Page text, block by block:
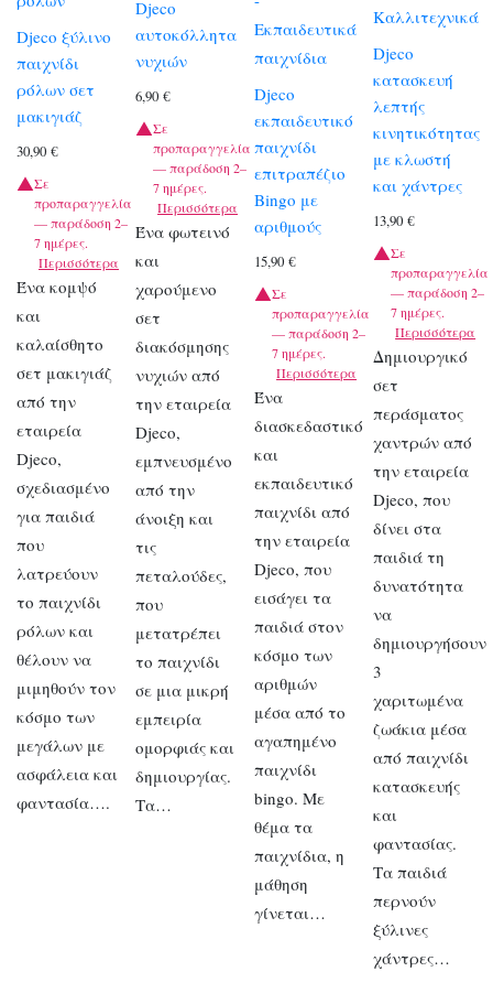
Djeco ξύλινο
παιχνίδι
ρόλων σετ
μακιγιάζ
30,90 €
Σε
προπαραγγελία
— παράδοση 2–
7 ημέρες.
Περισσότερα
Ένα κομψό
και
καλαίσθητο
σετ μακιγιάζ
από την
εταιρεία
Djeco,
σχεδιασμένο
για παιδιά
που
λατρεύουν
το παιχνίδι
ρόλων και
θέλουν να
μιμηθούν τον
κόσμο των
μεγάλων με
ασφάλεια και
φαντασία….
Djeco
αυτοκόλλητα
νυχιών
6,90€
Σε
προπαραγγελία
— παράδοση 2–
7 ημέρες.
Περισσότερα
Ένα φωτεινό
και
χαρούμενο
σετ
διακόσμησης
νυχιών από
την εταιρεία
Djeco,
εμπνευσμένο
από την
άνοιξη και
τις
πεταλούδες,
που
μετατρέπει
το παιχνίδι
σε μια μικρή
εμπειρία
ομορφιάς και
δημιουργίας.
Τα…
Εκπαιδευτικά
παιχνίδια
Djeco
εκπαιδευτικό
παιχνίδι
επιτραπέζιο
Bingo με
αριθμούς
15,90€
Σε
προπαραγγελία
— παράδοση 2–
7 ημέρες.
Περισσότερα
Ένα
διασκεδαστικό
και
εκπαιδευτικό
παιχνίδι από
την εταιρεία
Djeco, που
εισάγει τα
παιδιά στον
κόσμο των
αριθμών
μέσα από το
αγαπημένο
παιχνίδι
bingo. Με
θέμα τα
παιχνίδια, η
μάθηση
γίνεται…
Καλλιτεχνικά
Djeco
κατασκευή
λεπτής
κινητικότητας
με κλωστή
και χάντρες
13,90€
Σε
προπαραγγελία
— παράδοση 2–
7 ημέρες.
Περισσότερα
Δημιουργικό
σετ
περάσματος
χαντρών από
την εταιρεία
Djeco, που
δίνει στα
παιδιά τη
δυνατότητα
να
δημιουργήσουν
3
χαριτωμένα
ζωάκια μέσα
από παιχνίδι
κατασκευής
και
φαντασίας.
Τα παιδιά
περνούν
ξύλινες
χάντρες…